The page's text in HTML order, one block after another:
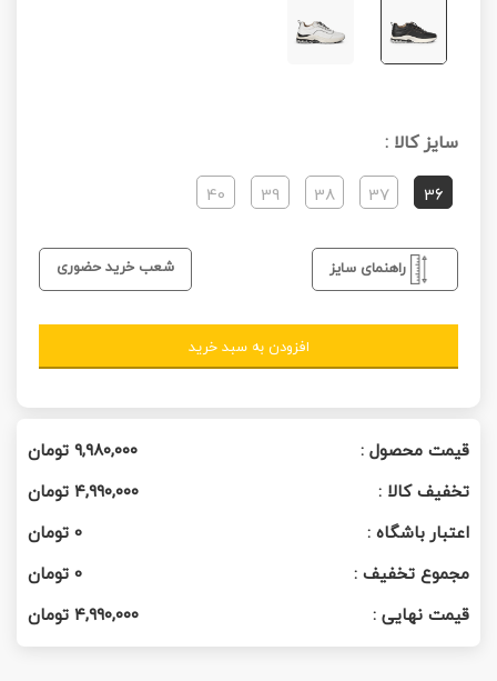
سایز کالا :
36
37
38
39
40
راهنمای سایز شعب خرید حضوری
افزودن به سبد خرید
قیمت محصول : ۹,۹۸۰,۰۰۰تومان
تخفیف کالا :
۴,۹۹۰,۰۰۰تومان
اعتبار باشگاه :
0تومان
مجموع تخفیف :
0تومان
قیمت نهایی :
۴,۹۹۰,۰۰۰تومان